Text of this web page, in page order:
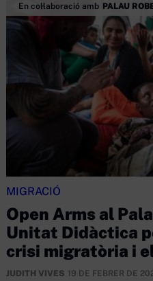
En col·laboració amb PALAU
MIGRACIÓ
Open Arms al
Unitat Didàctica
crisi migratòria i
JUDITH VIVES 19 DE FEBRER DE